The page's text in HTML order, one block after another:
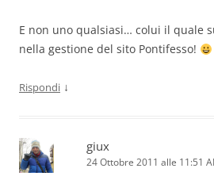
E non uno qualsiasi… colui il quale
nella gestione del sito Pontifesso!
Rispondi ↓
giux
24 Ottobre 2011 alle 11:51